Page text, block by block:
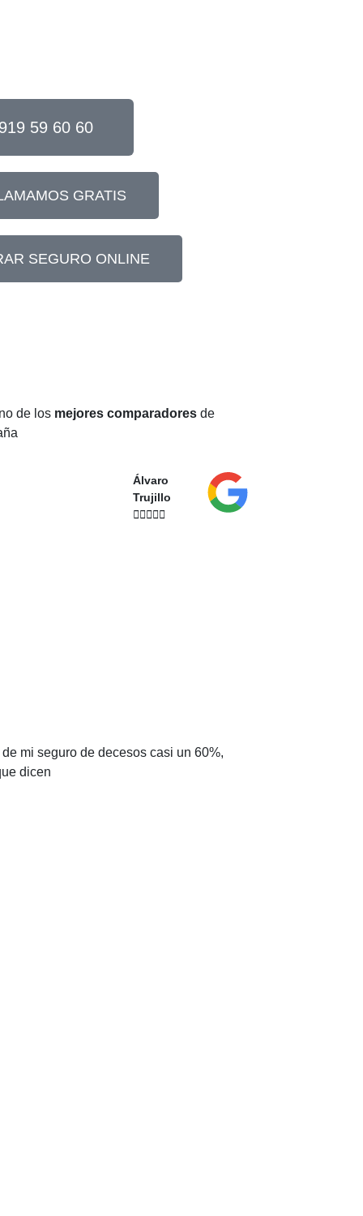
59 60 60
GRATIS
SEGURO ONLINE
de los mejores comparadores de
Álvaro
Trujillo

mi seguro de decesos casi un 60%,
dicen